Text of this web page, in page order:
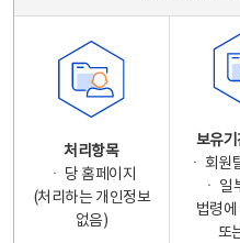
처리항목
ㆍ 당 홈페이지
(처리하는 개인정보
없음)
보유기
ㆍ 회원
ㆍ 일
법령
또